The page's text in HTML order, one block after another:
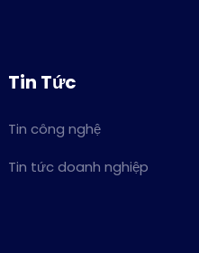
Tin Tức
Tin công nghệ
Tin tức doanh nghiệp